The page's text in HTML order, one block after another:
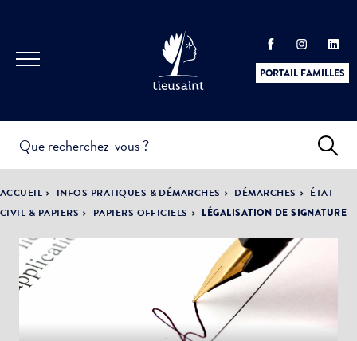
PORTAIL FAMILLES
PRATIQUES &
DÉMARCHES
ACTUALITÉS &
ÉVÈNEMENTS
DÉMOCRATIE
PARTICIPATIVE
ACCUEIL INFOS PRATIQUES & DÉMARCHES DÉMARCHES
ÉTAT-
CIVIL & PAPIERS
PAPIERS OFFICIELS LÉGALISATION DE SIGNATURE